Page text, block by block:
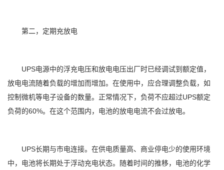
第二，定期充放电
UPS电源中的浮充电压和放电电压出厂时已经调试到额定值，
放电电流随着负载的增加而增加。在使用中，应合理调整负载，如
控制微机等电子设备的数量。正常情况下，负荷不应超过UPS额定
负荷的60%。在这个范围内，电池的放电电流不会过放电。
UPS长期与市电连接。在供电质量高、商业停电少的使用环境
中，电池将长期处于浮动充电状态。随着时间的推移，电池的化学